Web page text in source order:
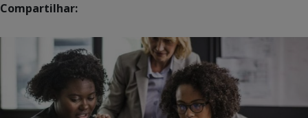
Compartilhar: